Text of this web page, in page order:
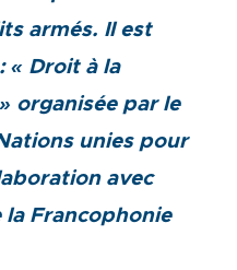
armés. Il est
« Droit à la
organisée par le
unies pour
avec
la Francophonie